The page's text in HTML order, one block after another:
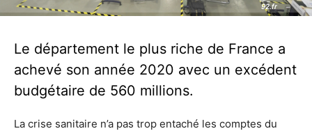
92.fr
92.fr
Le département le plus riche de France a
achevé son année 2020 avec un excédent
budgétaire de 560 millions.
La crise sanitaire n’a pas trop entaché les comptes du